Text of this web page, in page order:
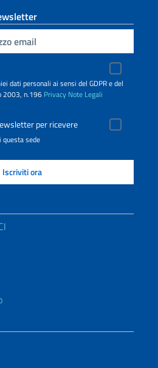
dati personali ai sensi del GDPR e del
2003, n.196 Privacy Note Legali
per ricevere
sede